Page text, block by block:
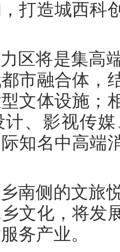
打造城西科
区将是集高
市融合体，
文体设施；
计、影视传
知名中高端
南侧的文旅
文化，将发
务产业。